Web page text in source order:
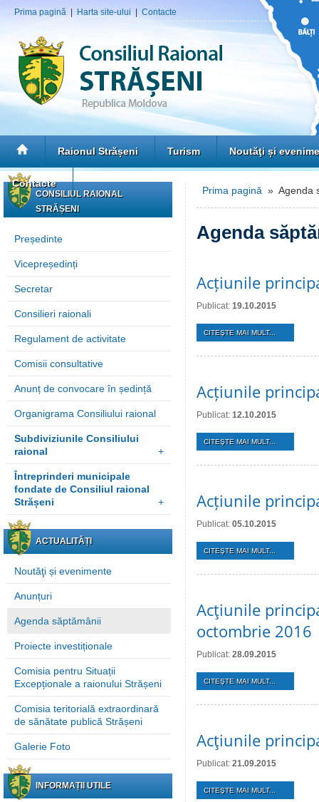
Prima pagină Harta site-ului Contacte
Raionul Strășeni Turism Noutăţi și
Contacte
CONSILIUL RAIONAL
STRĂȘENI
Președinte
Vicepreședinți
Secretar
Consilieri raionali
Regulament de activitate
Comisii consultative
Anunț de convocare în ședință
Organigrama Consiliului raional
Subdiviziunile Consiliului
raional
+
Întreprinderi municipale
fondate de Consiliul raional
Strășeni
+
ACTUALITĂȚI
Noutăţi și evenimente
Anunțuri
Agenda săptămânii
Proiecte investiționale
Comisia pentru Situații
Excepționale a raionului Strășeni
Comisia teritorială extraordinară
de sănătate publică Strășeni
Galerie Foto
INFORMAȚII UTILE
Prima pagină » Agenda
Agenda
Acțiunile
Publicat: 19.10.2015
CITEŞTE MAI MULT...
Acțiunile
Publicat: 12.10.2015
CITEŞTE MAI MULT...
Acțiunile
Publicat: 05.10.2015
CITEŞTE MAI MULT...
Acţiunile
octombrie 2016
Publicat: 28.09.2015
CITEŞTE MAI MULT...
Acţiunile
Publicat: 21.09.2015
CITEŞTE MAI MULT...